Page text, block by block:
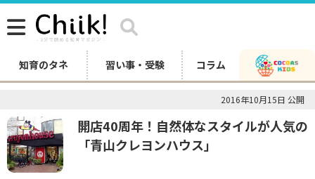
知育のタネ 習い事・受験 コラム
2016年10月15日 公開
開店40周年！自然体なスタイルが人気の
「青山クレヨンハウス」